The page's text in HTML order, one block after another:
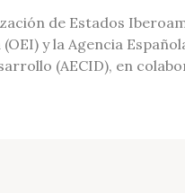
de Estados
(OEI) y la Agencia
(AECID), en